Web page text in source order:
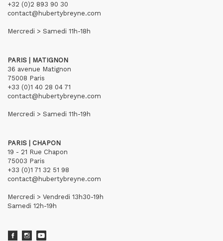
+32 (0)2 893 90 30
contact@hubertybreyne.com
Mercredi > Samedi 11h-18h
PARIS | MATIGNON
36 avenue Matignon
75008 Paris
+33 (0)1 40 28 04 71
contact@hubertybreyne.com
Mercredi > Samedi 11h-19h
PARIS | CHAPON
19 - 21 Rue Chapon
75003 Paris
+33 (0)1 71 32 51 98
contact@hubertybreyne.com
Mercredi > Vendredi 13h30-19h
Samedi 12h-19h